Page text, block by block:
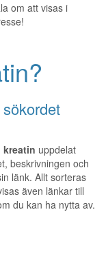
om att visas i
kreatin uppdelat
beskrivningen och
länk. Allt sorteras
även länkar till
du kan ha nytta av.